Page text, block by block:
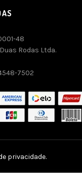
48
Rodas Ltda.
7502
privacidade.